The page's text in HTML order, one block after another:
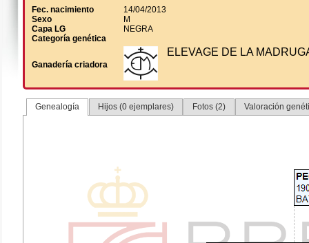
Fec. nacimiento
14/04/2013
Sexo
M
Capa LG
NEGRA
Categoría genética
Ganadería criadora
ELEVAGE DE LA
Genealogía Hijos (0 ejemplares) Fotos (2) Valoración